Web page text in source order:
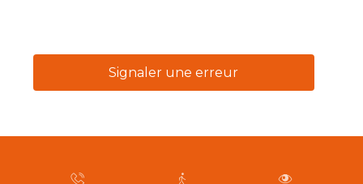
Signaler une erreur